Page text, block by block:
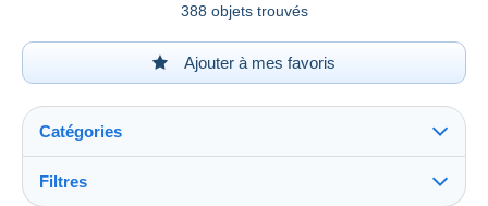
388 objets trouvés
Ajouter à mes favoris
Catégories
Filtres